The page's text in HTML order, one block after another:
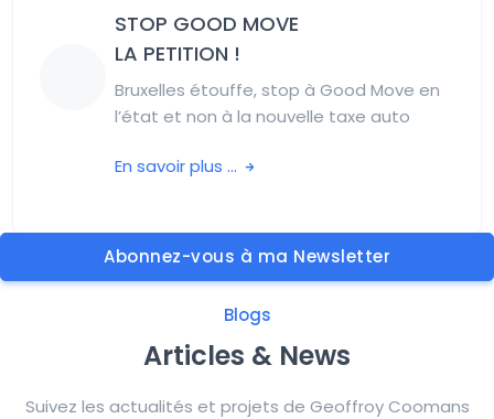
STOP GOOD MOVE
LA PETITION !
Bruxelles étouffe, stop à Good Move en
l’état et non à la nouvelle taxe auto
En savoir plus ...
Abonnez-vous à ma Newsletter
Blogs
Articles & News
Suivez les actualités et projets de Geoffroy Coomans